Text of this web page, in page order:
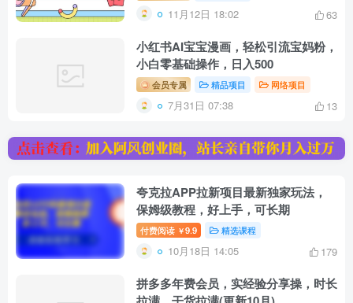
11月12日 18:02 63
小红书AI宝宝漫画，轻松引流宝妈粉，
小白零基础操作，日入500
会员专属 精品项目 网络项目
7月31日 07:38 13
夸克拉APP拉新项目最新独家玩法，
保姆级教程，好上手，可长期
付费阅读 ￥9.9 精选课程
10月18日 14:05 179
拼多多年费会员，实经验分享操，时长